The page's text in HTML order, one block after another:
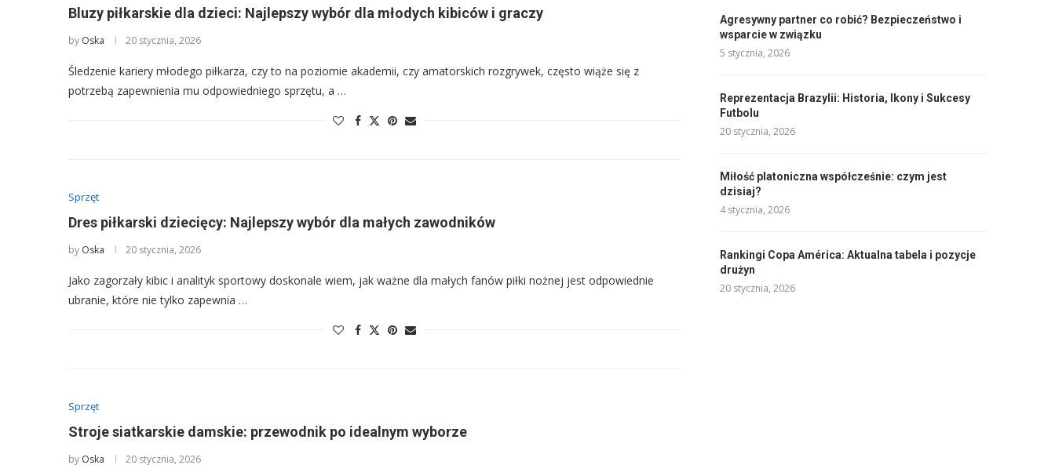
Bluzy piłkarskie dla dzieci: Najlepszy wybór dla młodych kibiców i graczy
by Oska 20 stycznia, 2026
Śledzenie kariery młodego piłkarza, czy to na poziomie akademii, czy amatorskich rozgrywek, często wiąże się z
potrzebą zapewnienia mu odpowiedniego sprzętu, a …
Sprzęt
Dres piłkarski dziecięcy: Najlepszy wybór dla małych zawodników
by Oska 20 stycznia, 2026
Jako zagorzały kibic i analityk sportowy doskonale wiem, jak ważne dla małych fanów piłki nożnej jest odpowiednie
ubranie, które nie tylko zapewnia …
Sprzęt
Stroje siatkarskie damskie: przewodnik po idealnym wyborze
by Oska 20 stycznia, 2026
Agresywny partner co robić? Bezpieczeństwo i
wsparcie w związku
5 stycznia, 2026
Reprezentacja Brazylii: Historia, Ikony i Sukcesy
Futbolu
20 stycznia, 2026
Miłość platoniczna współcześnie: czym jest
dzisiaj?
4 stycznia, 2026
Rankingi Copa América: Aktualna tabela i pozycje
drużyn
20 stycznia, 2026